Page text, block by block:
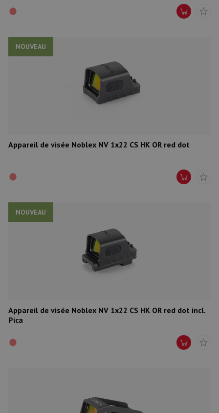
NOUVEAU
Appareil de visée Noblex NV 1x22 CS HK OR red dot
NOUVEAU
Appareil de visée Noblex NV 1x22 CS HK OR red dot incl.
Pica